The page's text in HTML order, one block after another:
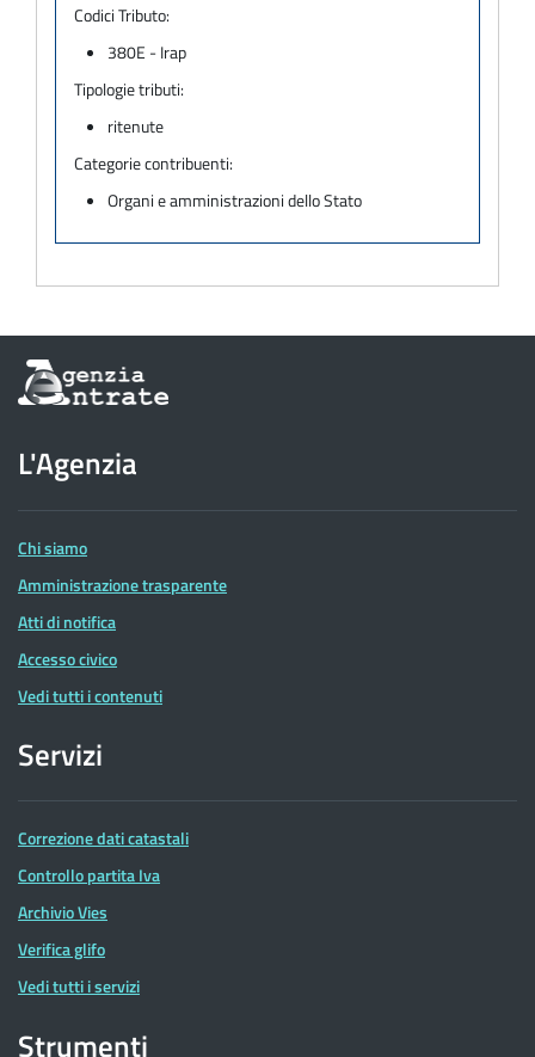
Codici Tributo:
380E - Irap
Tipologie tributi:
ritenute
Categorie contribuenti:
Organi e amministrazioni dello Stato
Informazioni
sul
dell'Agenzia
delle
Entrate
L'Agenzia
Chi siamo
Amministrazione trasparente
Atti di notifica
Accesso civico
Vedi tutti i contenuti
Servizi
Correzione dati catastali
Controllo partita Iva
Archivio Vies
Verifica glifo
Vedi tutti i servizi
Strumenti